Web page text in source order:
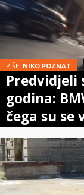
PIŠE: NIKO POZNAT
Predvidjeli
godina:
čega su se